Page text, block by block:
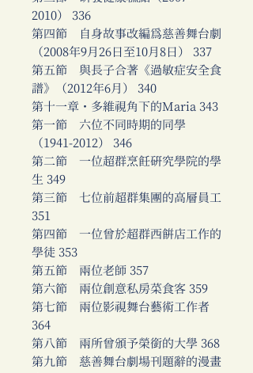
2010） 336
第四節 自身故事改編為慈善舞台劇
（2008年9月26日至10月8日） 337
第五節 與長子合著《過敏症安全食
譜》（2012年6月） 340
第十一章・多維視角下的Maria 343
第一節 六位不同時期的同學
（1941-2012） 346
第二節 一位超群烹飪研究學院的學
生 349
第三節 七位前超群集團的高層員工
351
第四節 一位曾於超群西餅店工作的
學徒 353
第五節 兩位老師 357
第六節 兩位創意私房菜食客 359
第七節 兩位影視舞台藝術工作者
364
第八節 兩所曾頒予榮銜的大學 368
第九節 慈善舞台劇場刊題辭的漫畫